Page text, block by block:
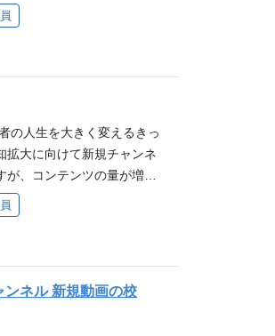
なやりがい : あなたが制作
にする。そんな社会貢献
に移され、視聴者に届け
反響を生むダイナミズムを
イオニアに : 「結婚相談所
力で打ち破る。そんな業
事者の1人になれます。
メ予備校はまさに急成長
ンバーとして、組織と共
最後の砦」として活躍でき
る環境 ・数多くの制作に携
ドや技術動向を踏まえ
等）の導入提案 企画・演
、出演者と連携し、映像
影前の準備などディレク
た動画の反響（再生回数、
量を持ってスタジオを作る
、編集スキルや機材コンサ
ーとして市場価値の高いス
聴者の心理に深く刺さる
産するため、新たに専属
、チャンネル全体のクリ
職務内容 YouTubeチャン
任せします。サムネイル
ーズに幅広く応えるポジシ
メイン業務） ┗動画のタ
クリックしたくなる構図・
抜き、レタッチ（表情の
タイトル文字（テロッ
ック率）データを分析
ストの実施 動画内デザイン
ス、フレーム、図解、イ
る各種資料（データやグ
の人生を大きく変えるきっ
拡大に向けて新規チャンネ
、コンテンツの量が増え
誤字脱字や細部の表現が
からこそ、公開前の動画
する動画制作アシスタン
フィードバックや品質基
・修正（メイン業務） 公開
和感、表記揺れの徹底的
ンネル 新規動画の校